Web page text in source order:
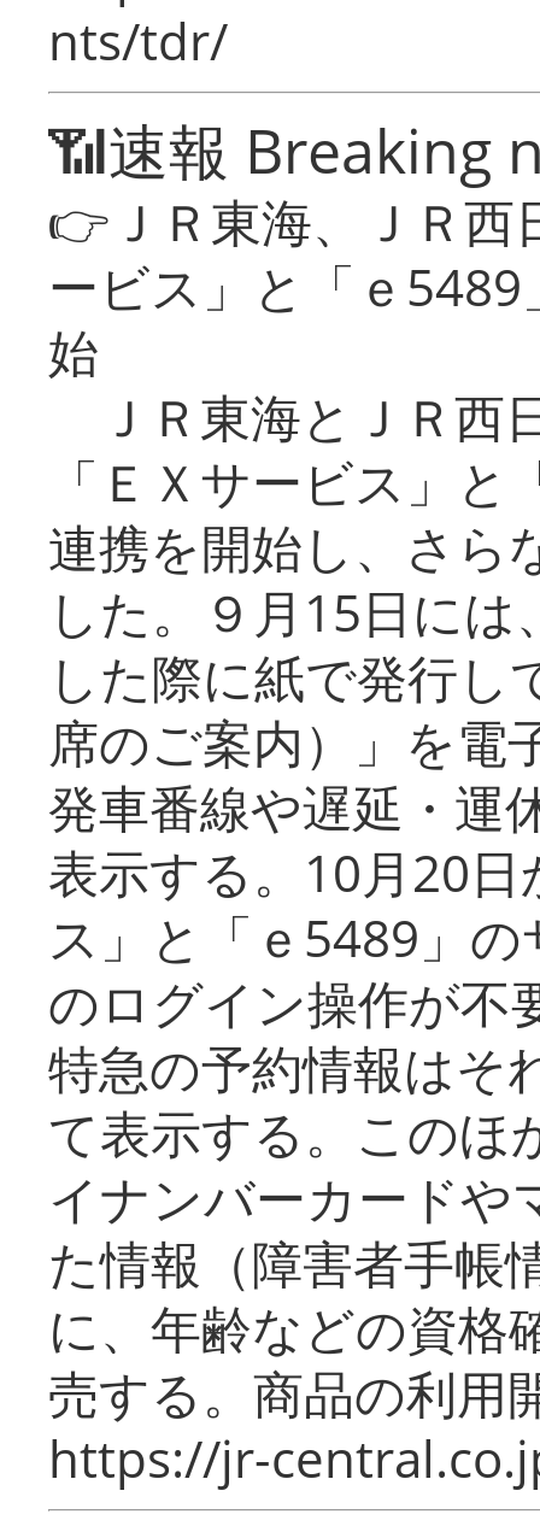
nts/tdr/
📶速報 Breaking
👉ＪＲ東海、ＪＲ
ービス」と「ｅ
始
ＪＲ東海とＪＲ西
「ＥＸサービス」
連携を開始し、さら
した。９月15日に
した際に紙で発行し
席のご案内）」を電
発車番線や遅延・運
表示する。10月20
ス」と「ｅ5489」
のログイン操作が不
特急の予約情報はそ
て表示する。このほ
イナンバーカードや
た情報（障害者手帳
に、年齢などの資格
売する。商品の利用
https://jr-